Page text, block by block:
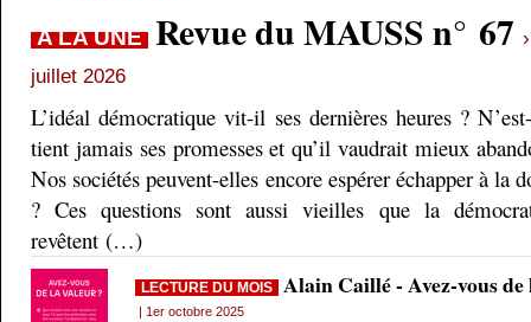
A LA UNE Revue du MAUSS n° 67
juillet 2026
L’idéal démocratique vit-il ses dernières heures ?
tient jamais ses promesses et qu’il vaudrait mieux
Nos sociétés peuvent-elles encore espérer échapper à la
? Ces questions sont aussi vieilles que la
revêtent (…)
LECTURE DU MOIS Alain Caillé - Avez-vous
| 1er octobre 2025